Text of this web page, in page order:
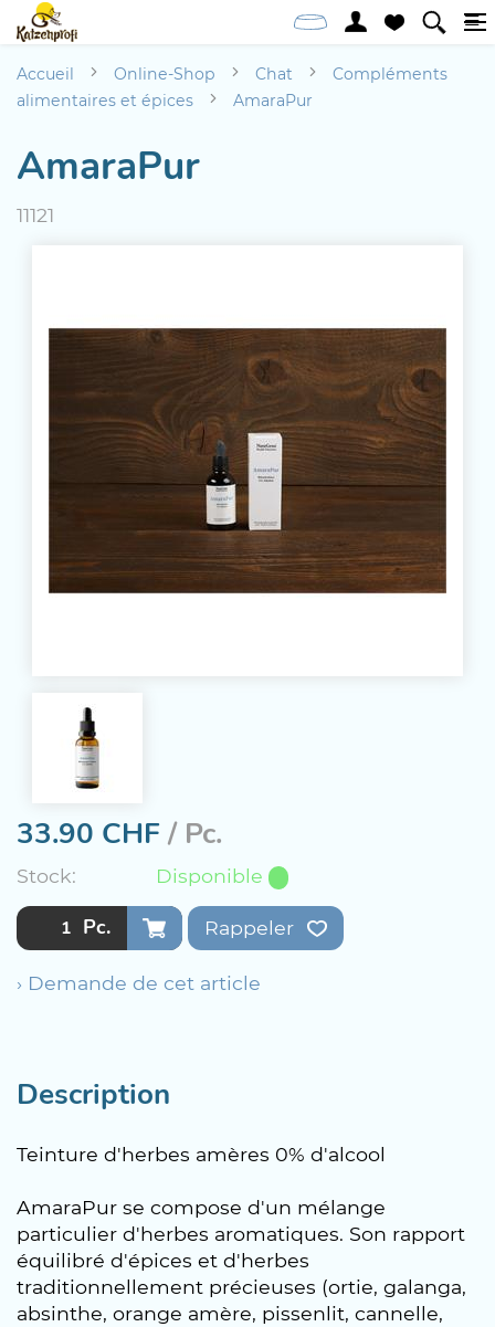
Accueil Online-Shop Chat
Compléments
alimentaires et épices
AmaraPur
AmaraPur
11121
33.90 CHF/ Pc.
Stock: Disponible
Pc. Rappeler
› Demande de cet article
Description
Teinture d'herbes amères 0% d'alcool
AmaraPur se compose d'un mélange
particulier d'herbes aromatiques. Son rapport
équilibré d'épices et d'herbes
traditionnellement précieuses (ortie, galanga,
absinthe, orange amère, pissenlit, cannelle,